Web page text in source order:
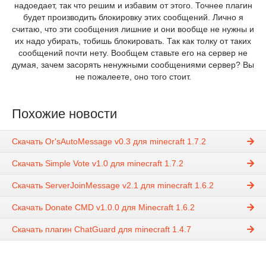
надоедает, так что решим и избавим от этого. Точнее плагин
будет производить блокировку этих сообщений. Лично я
считаю, что эти сообщения лишние и они вообще не нужны и
их надо убирать, тобишь блокировать. Так как толку от таких
сообщений почти нету. Вообщем ставьте его на сервер не
думая, зачем засорять ненужными сообщениями сервер? Вы
не пожалеете, оно того стоит.
Похожие новости
Скачать Or'sAutoMessage v0.3 для minecraft 1.7.2
Скачать Simple Vote v1.0 для minecraft 1.7.2
Скачать ServerJoinMessage v2.1 для minecraft 1.6.2
Скачать Donate CMD v1.0.0 для Minecraft 1.6.2
Скачать плагин ChatGuard для minecraft 1.4.7